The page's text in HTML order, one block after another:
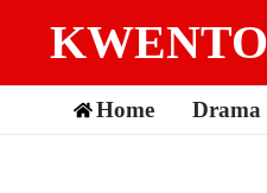
Home Drama